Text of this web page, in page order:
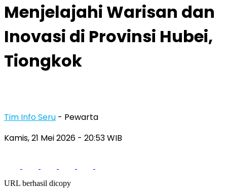
Menjelajahi Warisan dan
Inovasi di Provinsi Hubei,
Tiongkok
Tim Info Seru - Pewarta
Kamis, 21 Mei 2026 - 20:53 WIB
URL berhasil dicopy